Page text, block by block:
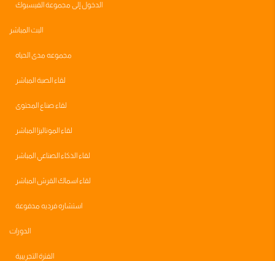
الدخول إلى مجموعة الفيسبوك
البث المباشر
مجموعه مدى الحياه
لقاء الصبة المباشر
لقاء صناع المحتوى
لقاء الموناليزا المباشر
لقاء الذكاء الصناعي المباشر
لقاء اسماك القرش المباشر
استشاره فرديه مدفوعة
الدورات
الفترة التجريبية